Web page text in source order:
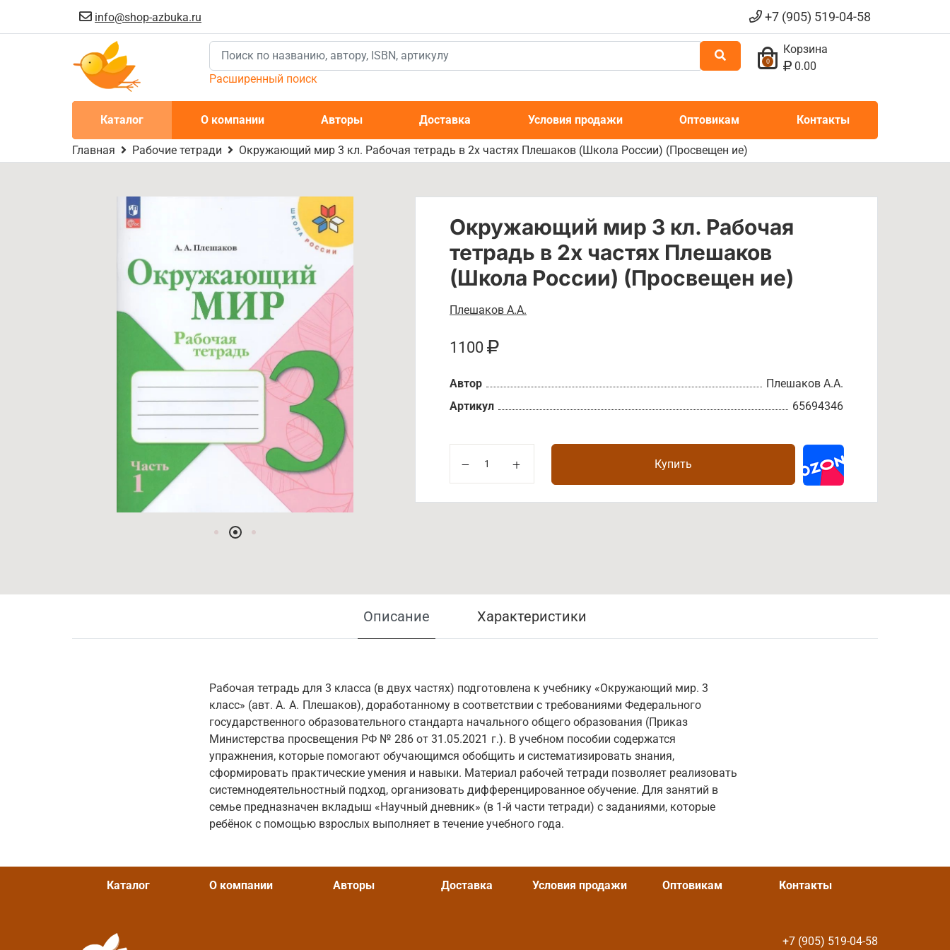
info@shop-azbuka.ru +7 (905) 519-04-58
Расширенный поиск
0
Корзина
0.00
Каталог О компании Авторы Доставка Условия продажи Оптовикам Контакты
Главная Рабочие тетради Окружающий мир 3 кл. Рабочая тетрадь в 2х частях Плешаков (Школа России) (Просвещен ие)
Окружающий мир 3 кл. Рабочая
тетрадь в 2х частях Плешаков
(Школа России) (Просвещен ие)
Плешаков А.А.
1100
Автор
Плешаков А.А.
Артикул
65694346
Купить
Описание Характеристики
Рабочая тетрадь для 3 класса (в двух частях) подготовлена к учебнику «Окружающий мир. 3
класс» (авт. А. А. Плешаков), доработанному в соответствии с требованиями Федерального
государственного образовательного стандарта начального общего образования (Приказ
Министерства просвещения РФ № 286 от 31.05.2021 г.). В учебном пособии содержатся
упражнения, которые помогают обучающимся обобщить и систематизировать знания,
сформировать практические умения и навыки. Материал рабочей тетради позволяет реализовать
системнодеятельностный подход, организовать дифференцированное обучение. Для занятий в
семье предназначен вкладыш «Научный дневник» (в 1-й части тетради) с заданиями, которые
ребёнок с помощью взрослых выполняет в течение учебного года.
Каталог О компании Авторы Доставка Условия продажи Оптовикам Контакты
+7 (905) 519-04-58